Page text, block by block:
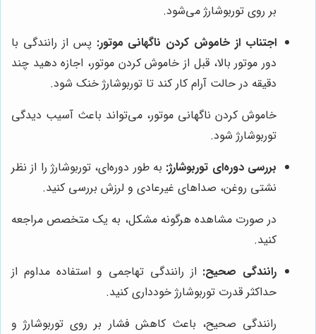
بر روی توربوشارژ می‌شود.
اجتناب از خاموش کردن ناگهانی موتور: پس از رانندگی با
دور موتور بالا، قبل از خاموش کردن موتور، اجازه دهید چند
دقیقه در حالت آرام کار کند تا توربوشارژ خنک شود.
خاموش کردن ناگهانی موتور، می‌تواند باعث آسیب دیدگی
توربوشارژ شود.
بررسی دوره‌ای توربوشارژ: به طور دوره‌ای، توربوشارژ را از نظر
نشتی روغن، صداهای غیرعادی و لرزش بررسی کنید.
در صورت مشاهده هرگونه مشکل، به یک متخصص مراجعه
کنید.
رانندگی صحیح: از رانندگی تهاجمی و استفاده مداوم از
حداکثر قدرت توربوشارژ خودداری کنید.
رانندگی صحیح، باعث کاهش فشار بر روی توربوشارژ و